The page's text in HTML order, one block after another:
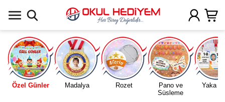
Özel Günler Madalya Rozet
Pano ve
Süsleme
Yaka
Uygulamada Aç